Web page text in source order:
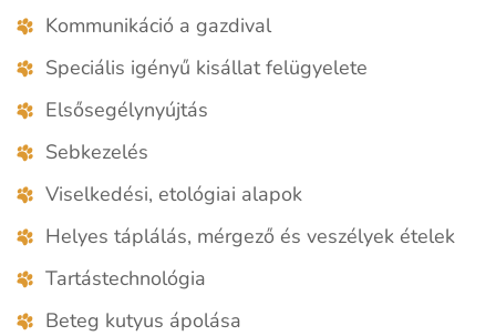
Kommunikáció a gazdival
Speciális igényű kisállat felügyelete
Elsősegélynyújtás
Sebkezelés
Viselkedési, etológiai alapok
Helyes táplálás, mérgező és veszélyek ételek
Tartástechnológia
Beteg kutyus ápolása